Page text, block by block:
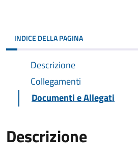
INDICE DELLA PAGINA
Descrizione
Collegamenti
Documenti e Allegati
Descrizione